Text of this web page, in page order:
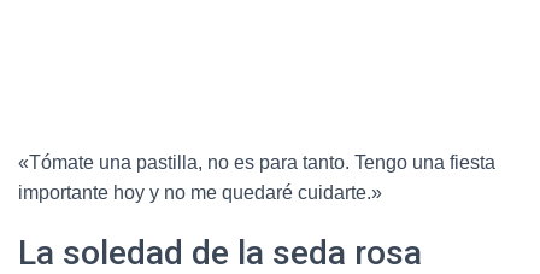
«Tómate una pastilla, no es para tanto. Tengo una fiesta
importante hoy y no me quedaré cuidarte.»
La soledad de la seda rosa